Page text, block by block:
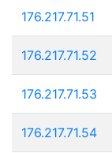
176.217.71.51
176.217.71.52
176.217.71.53
176.217.71.54